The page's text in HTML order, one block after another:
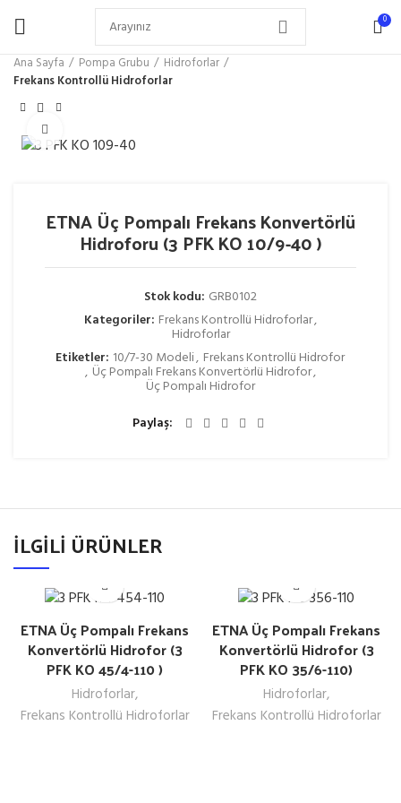
0
Ana Sayfa Pompa Grubu
Hidroforlar
Frekans Kontrollü Hidroforlar
ETNA Üç Pompalı Frekans Konvertörlü
Hidroforu (3 PFK KO 10/9-40 )
Stok kodu: GRB0102
Kategoriler: Frekans Kontrollü Hidroforlar,
Hidroforlar
Etiketler: 10/7-30 Modeli, Frekans Kontrollü Hidrofor
, Üç Pompalı Frekans Konvertörlü Hidrofor,
Üç Pompalı Hidrofor
Paylaş
İLGILI ÜRÜNLER
ETNA Üç Pompalı Frekans
Konvertörlü Hidrofor (3
PFK KO 45/4-110 )
Hidroforlar,
Frekans Kontrollü Hidroforlar
ETNA Üç Pompalı Frekans
Konvertörlü Hidrofor (3
PFK KO 35/6-110)
Hidroforlar,
Frekans Kontrollü Hidroforlar